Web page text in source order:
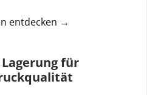
entdecken →
für